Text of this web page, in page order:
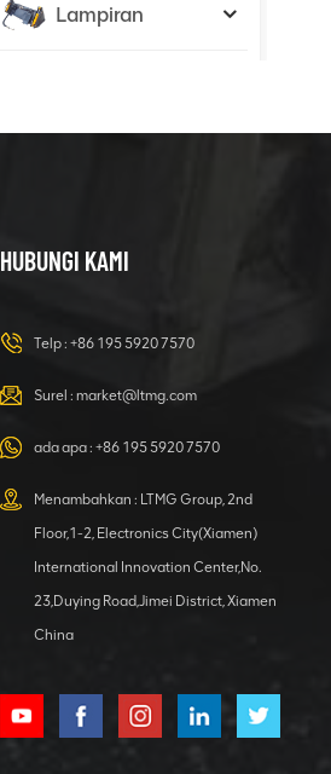
Lampiran
Ekskavator
Apa Pun
Attachment
Grab
Excavator
dengan Mesin
MELIHAT RINCIAN
HUBUNGI KAMI
Telp : +86 195 5920 7570
Surel : market@ltmg.com
ada apa : +86 195 5920 7570
Menambahkan : LTMG Group, 2nd
Floor,1-2, Electronics City(Xiamen)
International Innovation Center,No.
23,Duying Road,Jimei District, Xiamen
China